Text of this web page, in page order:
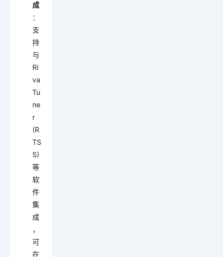
成
：
支
持
与
Ri
va
Tu
ne
r
(R
TS
S)
等
软
件
集
成
，
可
在